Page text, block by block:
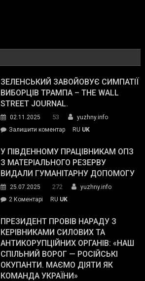
ЗЕЛЕНСЬКИЙ ЗАВОЙОВУЄ СИМПАТІЇ
ВИБОРЦІВ ТРАМПА – THE WALL
STREET JOURNAL.
02.11.2025 53
yuzhny.info
Залишити коментарon
завойовує
симпатії
виборців
The
Street
Journal.
RU UK
У ПІВДЕННОМУ ПРАЦІВНИКАМ ОПЗ
З МАТЕРІАЛЬНОГО РЕЗЕРВУ
ВИДАЛИ ГУМАНІТАРНУ ДОПОМОГУ
25.07.2025 272
yuzhny.info
2 Коментарі
Південному
працівникам
ОПЗ
з
матеріального
резерву
RU UK
ПРЕЗИДЕНТ ПРОВІВ НАРАДУ З
КЕРІВНИКАМИ СИЛОВИХ ТА
АНТИКОРУПЦІЙНИХ ОРГАНІВ: «НАШ
СПІЛЬНИЙ ВОРОГ — РОСІЙСЬКІ
ОКУПАНТИ. МАЄМО ДІЯТИ ЯК
КОМАНДА УКРАЇНИ»